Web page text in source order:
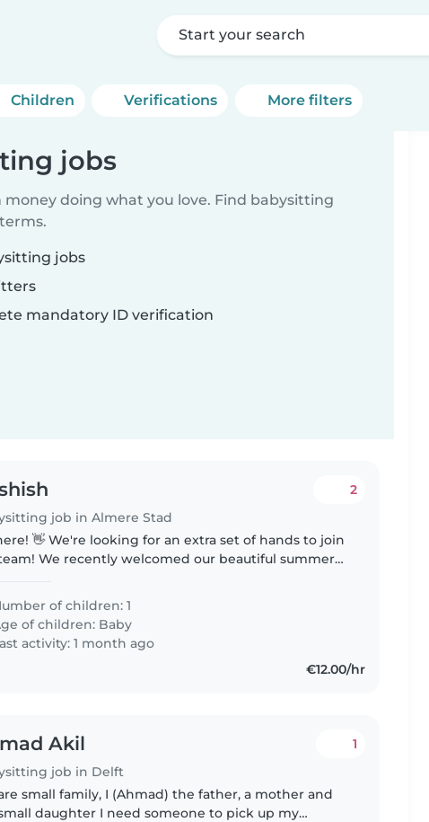
Start your search
Children Verifications More filters
jobs
doing what you love. Find babysitting
jobs
mandatory ID verification
job in Almere Stad
2
👋 We're looking for an extra set of hands to join
our beautiful summer
burps,..
of children: 1
of children: Baby
activity: 1 month ago
€12.00/hr
Akil
job in Delft
1
small family, I (Ahmad) the father, a mother and
I need someone to pick up my